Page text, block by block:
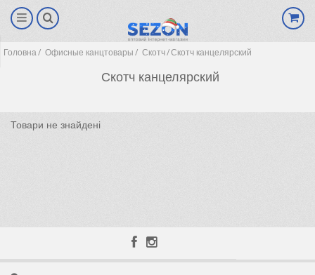
Головна Офисные канцтовары Скотч Скотч канцелярский
Скотч канцелярский
Товари не знайдені